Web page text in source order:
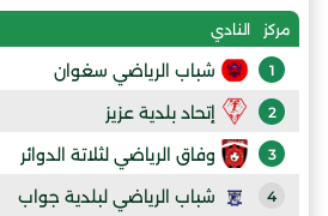
مركز النادي
1 شباب الرياضي سغوان
2 إتحاد بلدية عزيز
3 وفاق الرياضي لثلاتة الدوائر
4 شباب الرياضي لبلدية جواب